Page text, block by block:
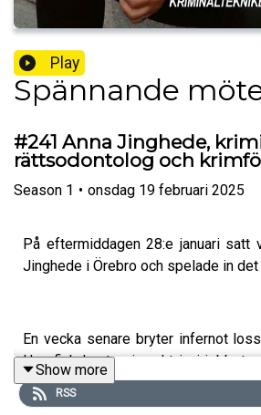
Play
Spännande
#241 Anna Jinghede,
rättsodontolog och
Season 1 • onsdag 19 februari 2025
På eftermiddagen 28:e januari satt
Jinghede i Örebro och spelade in
En vecka senare bryter infernot
Hon fick kasta sig rakt in i jobbet
och vårt samtal blev därmed
sätt.
Show more
RSS